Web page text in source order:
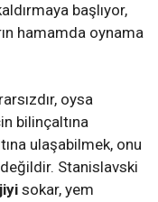
başlıyor,
hamamda oynama
oysa
bilinçaltına
ulaşabilmek, onu
Stanislavski
sokar, yem